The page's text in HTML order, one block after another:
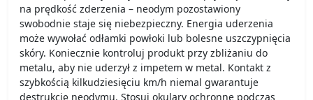
na prędkość zderzenia – neodym pozostawiony
swobodnie staje się niebezpieczny. Energia uderzenia
może wywołać odłamki powłoki lub bolesne uszczypnięcia
skóry. Koniecznie kontroluj produkt przy zbliżaniu do
metalu, aby nie uderzył z impetem w metal. Kontakt z
szybkością kilkudziesięciu km/h niemal gwarantuje
destrukcję neodymu. Stosuj okulary ochronne podczas